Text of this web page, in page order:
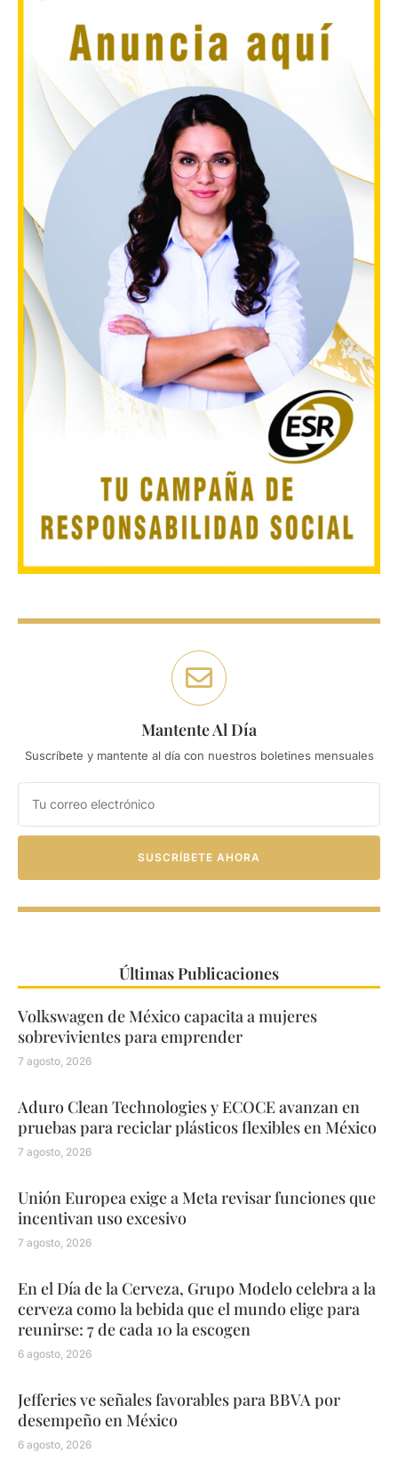
Mantente Al Día
Suscríbete y mantente al día con nuestros boletines mensuales
SUSCRÍBETE AHORA
Últimas Publicaciones
Volkswagen de México capacita a mujeres
sobrevivientes para emprender
7 agosto, 2026
Aduro Clean Technologies y ECOCE avanzan en
pruebas para reciclar plásticos flexibles en México
7 agosto, 2026
Unión Europea exige a Meta revisar funciones que
incentivan uso excesivo
7 agosto, 2026
En el Día de la Cerveza, Grupo Modelo celebra a la
cerveza como la bebida que el mundo elige para
reunirse: 7 de cada 10 la escogen
6 agosto, 2026
Jefferies ve señales favorables para BBVA por
desempeño en México
6 agosto, 2026